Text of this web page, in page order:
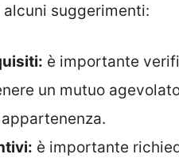
suggerimenti:
è importante
un mutuo
è importante